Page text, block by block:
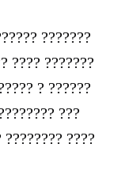
???????
???? ???????
? ??????
???
????